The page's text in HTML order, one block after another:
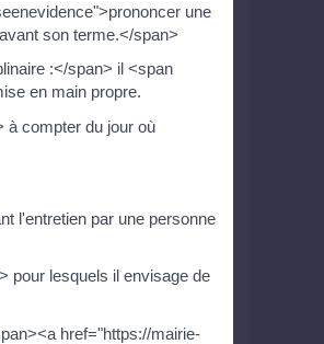
une
son terme.</span>
:</span> il <span
en main propre.
à compter du jour où
l'entretien par une personne
pour lesquels il envisage de
href="https://mairie-